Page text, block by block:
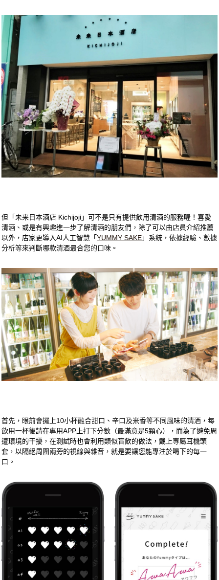
但「未来日本酒店 Kichijoji」可不是只有提供飲用清酒的服務喔！喜愛
清酒、或是有興趣進一步了解清酒的朋友們，除了可以由店員介紹推薦
以外，店家更導入AI人工智慧「YUMMY SAKE」系統，依據經驗、數據
分析等來判斷哪款清酒最合您的口味。
首先，眼前會擺上10小杯融合甜口、辛口及米香等不同風味的清酒，每
飲用一杯後請在專用APP上打下分數（最滿意是5顆心），而為了避免周
遭環境的干擾，在測試時也會利用類似盲飲的做法，戴上專屬耳機頭
套，以隔絕周圍兩旁的視線與雜音，就是要讓您能專注於喝下的每一
口。